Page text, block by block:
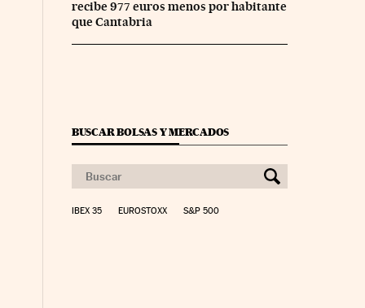
recibe 977 euros menos por habitante
que Cantabria
BUSCAR BOLSAS Y MERCADOS
IBEX 35 EUROSTOXX S&P 500